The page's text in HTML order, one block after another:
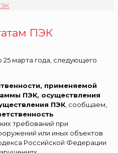
ПЭК
марта года, следующего
применяемой
ПЭК, осуществления
ПЭК , сообщаем,
требований при
или иных объектов
Российской Федерации